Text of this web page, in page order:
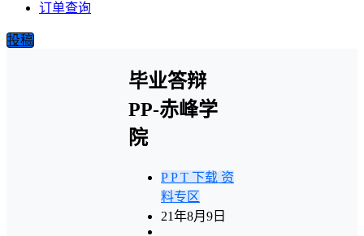
订单查询
投稿
毕业答辩
PP-赤峰学
院
P P T 下载 资
料专区
21年8月9日